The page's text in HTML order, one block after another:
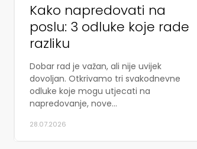
Kako napredovati na
poslu: 3 odluke koje rade
razliku
Dobar rad je važan, ali nije uvijek
dovoljan. Otkrivamo tri svakodnevne
odluke koje mogu utjecati na
napredovanje, nove...
28.07.2026